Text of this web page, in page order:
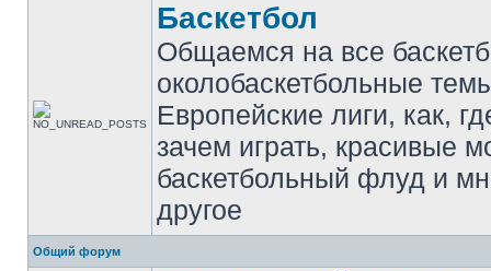
Баскетбол
Общаемся на все
околобаскетбольные
Европейские лиги, как,
зачем играть, красивые
баскетбольный флуд и
другое
Общий форум